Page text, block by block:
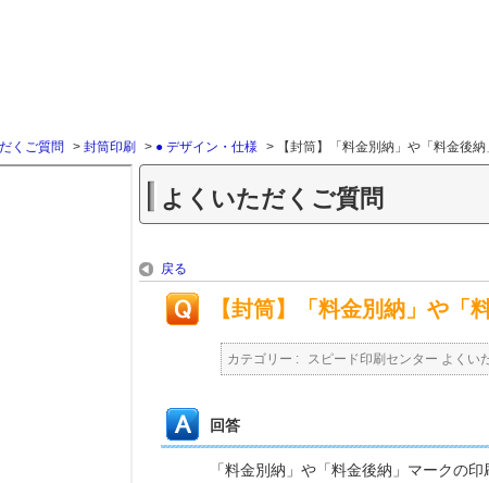
くご質問 > 封筒印刷 > ● デザイン・仕様 > 【封筒】「料金別納」や「料金後
よくいただくご質問
戻る
【封筒】「料金別納」や「
カテゴリー : スピード印刷センター よくい
回答
「料金別納」や「料金後納」マークの印